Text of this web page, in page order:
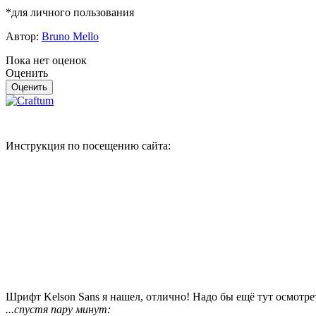
*для личного пользования
Автор: Bruno Mello
Пока нет оценок
Оценить
Инструкция по посещению сайта:
Шрифт Kelson Sans я нашел, отлично! Надо бы ещё тут
...спустя пару минут: